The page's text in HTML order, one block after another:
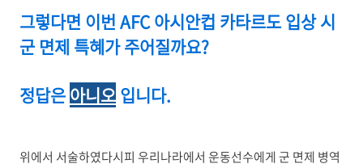
그렇다면 이번 AFC 아시안컵 카타르도 입상 시
군 면제 특혜가 주어질까요?
정답은아니오입니다.
위에서 서술하였다시피 우리나라에서 운동선수에게 군 면제 병역